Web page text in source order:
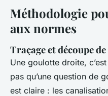
Méthodologie
aux normes
Traçage et découpe
Une goulotte droite,
pas qu’une question de
est claire : les